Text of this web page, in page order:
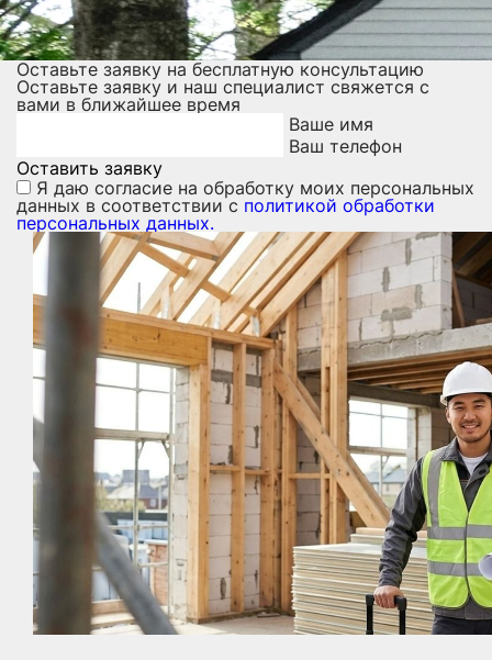
Оставьте заявку на бесплатную консультацию
Оставьте заявку и наш специалист свяжется с
вами в ближайшее время
Ваше имя
Ваш телефон
Оставить заявку
Я даю согласие на обработку моих персональных
данных в соответствии с политикой обработки
персональных данных.